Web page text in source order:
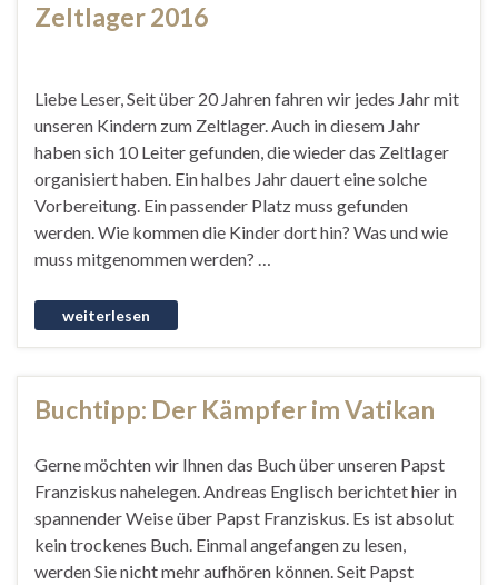
Zeltlager 2016
Liebe Leser, Seit über 20 Jahren fahren wir jedes Jahr mit
unseren Kindern zum Zeltlager. Auch in diesem Jahr
haben sich 10 Leiter gefunden, die wieder das Zeltlager
organisiert haben. Ein halbes Jahr dauert eine solche
Vorbereitung. Ein passender Platz muss gefunden
werden. Wie kommen die Kinder dort hin? Was und wie
muss mitgenommen werden? …
Buchtipp: Der Kämpfer im Vatikan
Gerne möchten wir Ihnen das Buch über unseren Papst
Franziskus nahelegen. Andreas Englisch berichtet hier in
spannender Weise über Papst Franziskus. Es ist absolut
kein trockenes Buch. Einmal angefangen zu lesen,
werden Sie nicht mehr aufhören können. Seit Papst